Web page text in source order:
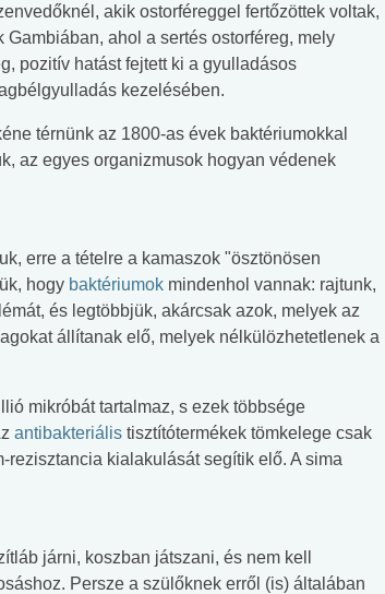
akik ostorféreggel fertőzöttek voltak,
ahol a sertés ostorféreg, mely
pozitív hatást fejtett ki a gyulladásos
kezelésében.
térnünk az 1800-as évek baktériumokkal
az egyes organizmusok hogyan védenek
erre a tételre a kamaszok "ösztönösen
hogy baktériumok mindenhol vannak: rajtunk,
és legtöbbjük, akárcsak azok, melyek az
állítanak elő, melyek nélkülözhetetlenek a
mikróbát tartalmaz, s ezek többsége
antibakteriális tisztítótermékek tömkelege csak
kialakulását segítik elő. A sima
járni, koszban játszani, és nem kell
Persze a szülőknek erről (is) általában